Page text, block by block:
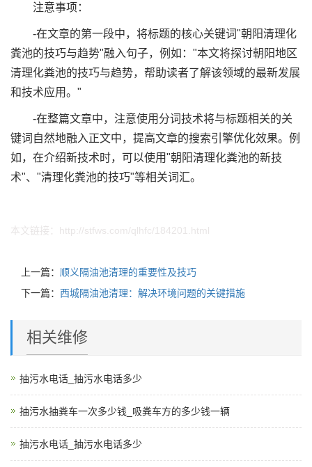
注意事项：
-在文章的第一段中，将标题的核心关键词"朝阳清理化
粪池的技巧与趋势"融入句子，例如："本文将探讨朝阳地区
清理化粪池的技巧与趋势，帮助读者了解该领域的最新发展
和技术应用。"
-在整篇文章中，注意使用分词技术将与标题相关的关
键词自然地融入正文中，提高文章的搜索引擎优化效果。例
如，在介绍新技术时，可以使用"朝阳清理化粪池的新技
术"、"清理化粪池的技巧"等相关词汇。
本文链接： http://stfws.com/qlhfc/184201.html
上一篇： 顺义隔油池清理的重要性及技巧
下一篇： 西城隔油池清理：解决环境问题的关键措施
相关维修
抽污水电话_抽污水电话多少
抽污水抽粪车一次多少钱_吸粪车方的多少钱一辆
抽污水电话_抽污水电话多少